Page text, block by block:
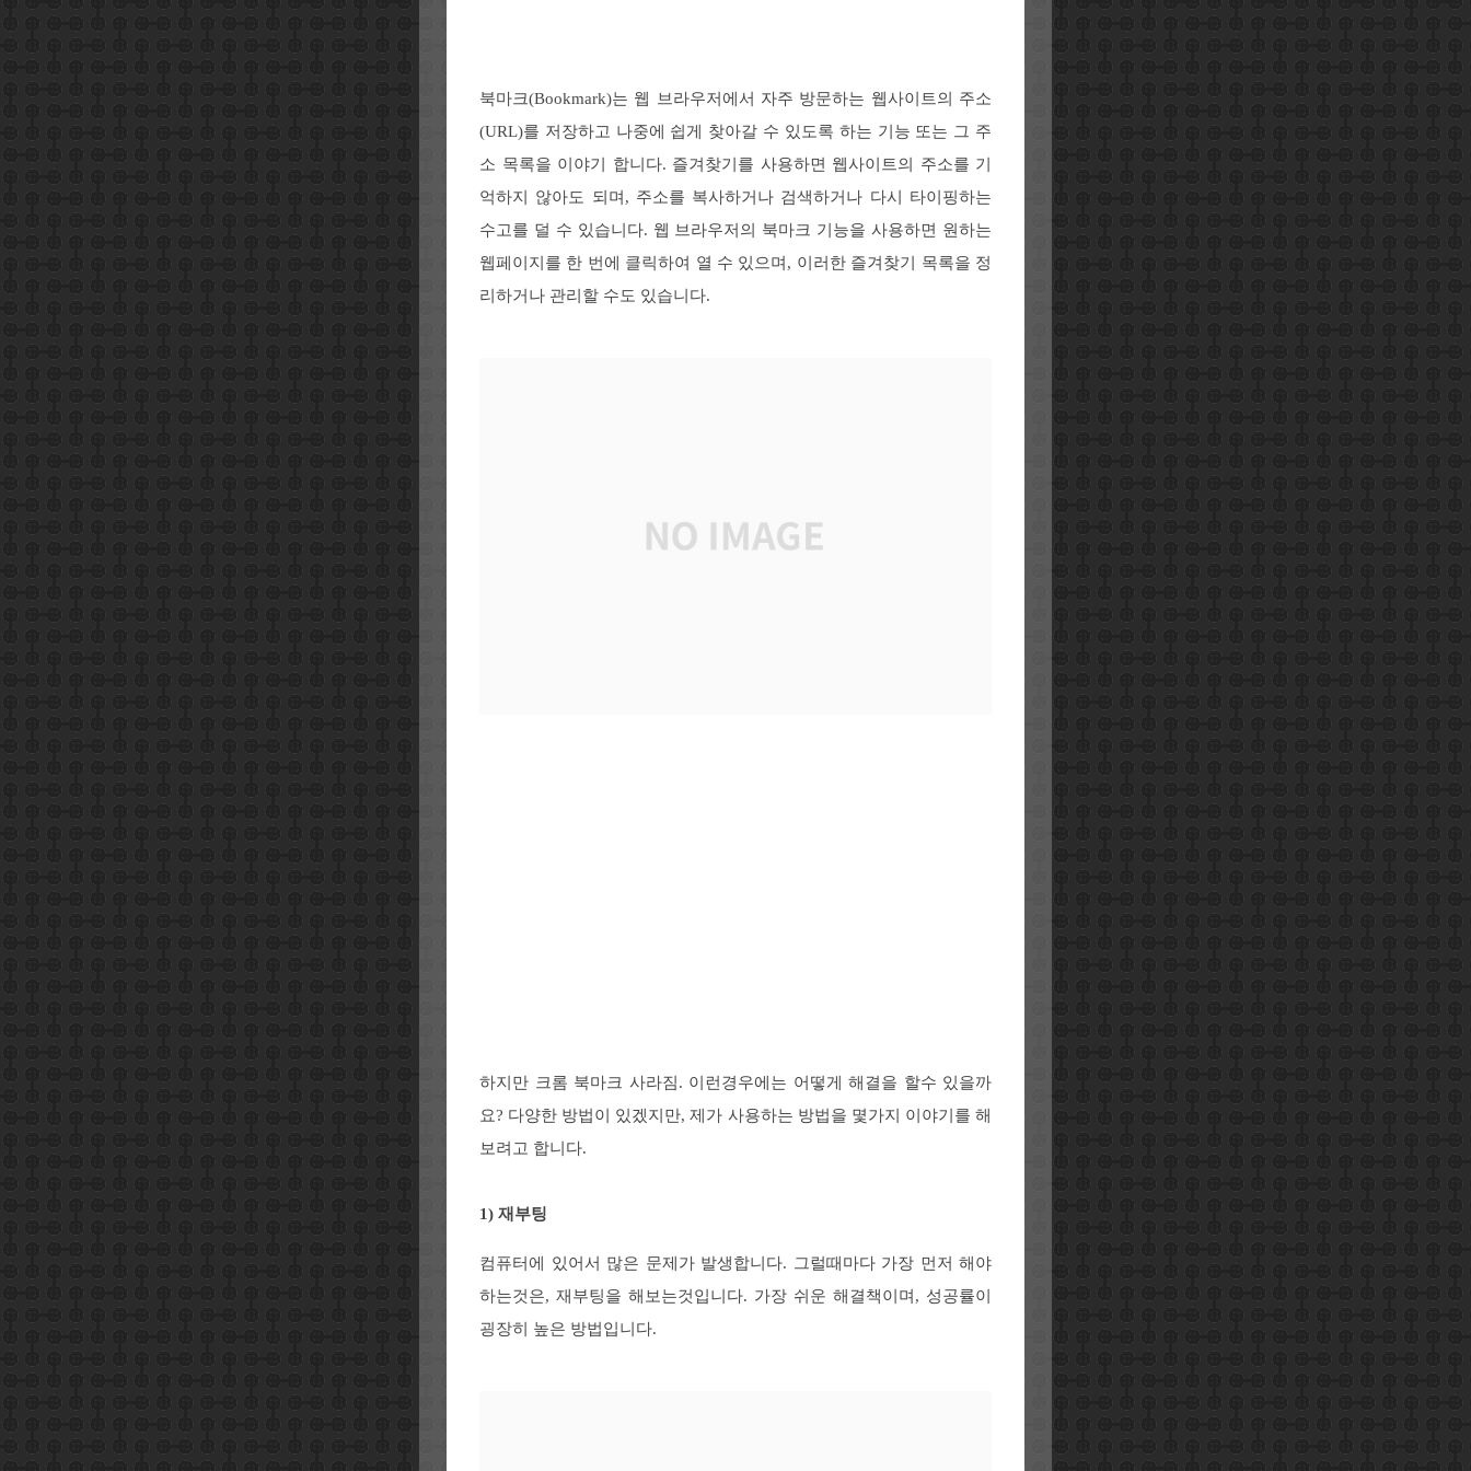
북마크(Bookmark)는 웹 브라우저에서 자주 방문하는 웹사이트의 주소
(URL)를 저장하고 나중에 쉽게 찾아갈 수 있도록 하는 기능 또는 그 주
소 목록을 이야기 합니다. 즐겨찾기를 사용하면 웹사이트의 주소를 기
억하지 않아도 되며, 주소를 복사하거나 검색하거나 다시 타이핑하는
수고를 덜 수 있습니다. 웹 브라우저의 북마크 기능을 사용하면 원하는
웹페이지를 한 번에 클릭하여 열 수 있으며, 이러한 즐겨찾기 목록을 정
리하거나 관리할 수도 있습니다.
하지만 크롬 북마크 사라짐. 이런경우에는 어떻게 해결을 할수 있을까
요? 다양한 방법이 있겠지만, 제가 사용하는 방법을 몇가지 이야기를 해
보려고 합니다.
1) 재부팅
컴퓨터에 있어서 많은 문제가 발생합니다. 그럴때마다 가장 먼저 해야
하는것은, 재부팅을 해보는것입니다. 가장 쉬운 해결책이며, 성공률이
굉장히 높은 방법입니다.